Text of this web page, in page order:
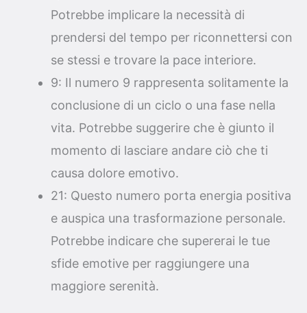
Potrebbe implicare la necessità di
prendersi del tempo per riconnettersi con
se stessi e trovare la pace interiore.
9: Il numero 9 rappresenta solitamente la
conclusione di un ciclo o una fase nella
vita. Potrebbe suggerire che è giunto il
momento di lasciare andare ciò che ti
causa dolore emotivo.
21: Questo numero porta energia positiva
e auspica una trasformazione personale.
Potrebbe indicare che supererai le tue
sfide emotive per raggiungere una
maggiore serenità.